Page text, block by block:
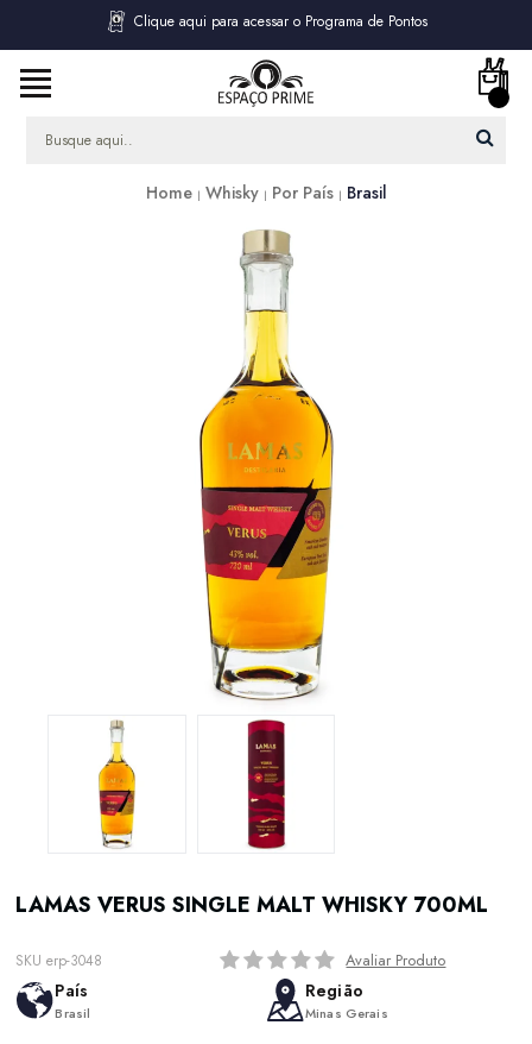
Clique aqui para acessar o Programa de Pontos
Home Whisky Por País Brasil
LAMAS VERUS SINGLE MALT WHISKY 700ML
SKU erp-3048 Avaliar Produto
País
Brasil
Região
Minas Gerais